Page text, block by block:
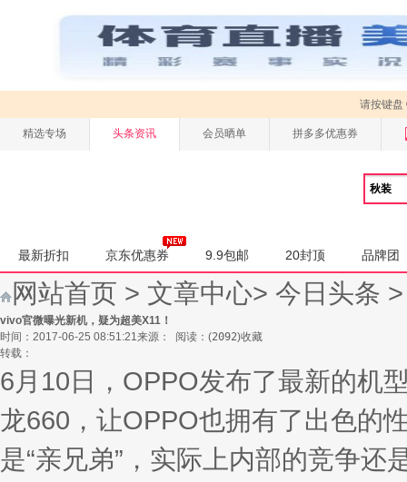
请按键盘
精选专场 头条资讯 会员晒单 拼多多优惠券
最新折扣 京东优惠券 9.9包邮 20封顶 品牌团
网站首页 > 文章中心> 今日头条
vivo官微曝光新机，疑为超美X11！
时间：2017-06-25 08:51:21来源： 阅读： (2092)收藏
转载：
6月10日，OPPO发布了最新的机
龙660，让OPPO也拥有了出色的
是“亲兄弟”，实际上内部的竞争